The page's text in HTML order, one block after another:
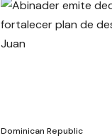
Dominican Republic